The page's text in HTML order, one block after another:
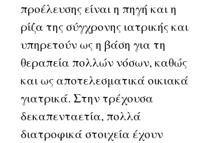
προέλευσης είναι η πηγή και η
ρίζα της σύγχρονης ιατρικής και
υπηρετούν ως η βάση για τη
θεραπεία πολλών νόσων, καθώς
και ως αποτελεσματικά οικιακά
γιατρικά. Στην τρέχουσα
δεκαπενταετία, πολλά
διατροφικά στοιχεία έχουν